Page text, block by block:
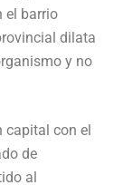
el barrio
dilata
y no
capital con el
de
al